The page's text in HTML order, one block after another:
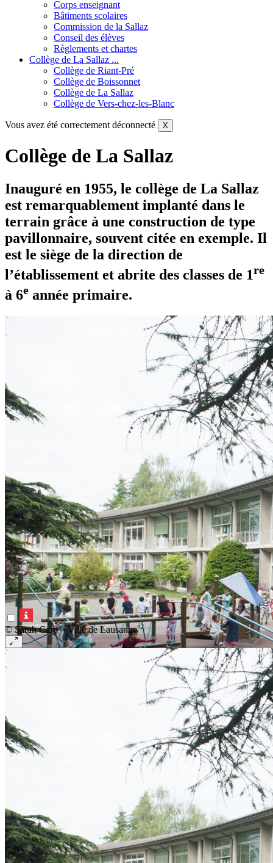
Corps enseignant
Bâtiments scolaires
Commission de la Sallaz
Conseil des élèves
Règlements et chartes
Collège de La Sallaz ...
Collège de Riant-Pré
Collège de Boissonnet
Collège de La Sallaz
Collège de Vers-chez-les-Blanc
Vous avez été correctement déconnecté X
Collège de La Sallaz
Inauguré en 1955, le collège de La Sallaz
est remarquablement implanté dans le
terrain grâce à une construction de type
pavillonnaire, souvent citée en exemple. Il
est le siège de la direction de
l’établissement et abrite des classes de 1re
à 6e année primaire.
© Sarah Carp – Ville de Lausanne